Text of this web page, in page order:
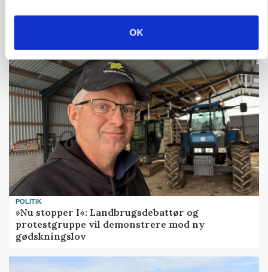
OK
POLITIK
»Nu stopper I«: Landbrugsdebattør og
protestgruppe vil demonstrere mod ny
gødskningslov